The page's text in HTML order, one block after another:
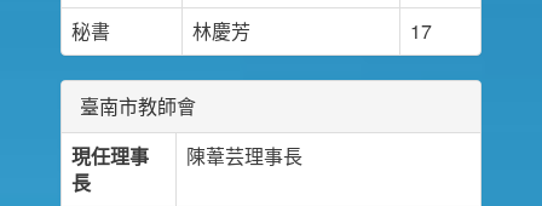
秘書
林慶芳 17
臺南市教師會
現任理事
長
陳葦芸理事長